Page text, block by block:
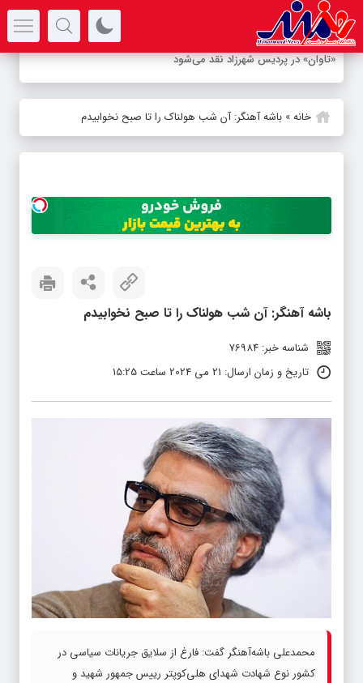
-
خانه» باشه آهنگر: آن شب هولناک را تا صبح نخوابیدم
باشه آهنگر: آن شب هولناک را تا صبح نخوابیدم
شناسه خبر: 76984
تاریخ و زمان ارسال: 21 می 2024 ساعت 15:25
محمدعلی باشه‌آهنگر گفت:‌ فارغ از سلایق جریانات سیاسی در
کشور نوع شهادت شهدای هلی‌کوپتر رییس جمهور شهید و